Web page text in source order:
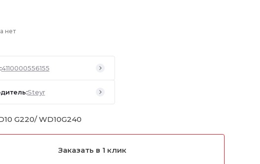
нет
4110000556155
Steyr
G220/ WD10G240
Заказать в 1 клик